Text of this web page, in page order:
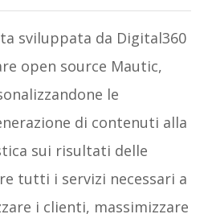
sviluppata da Digital360
open source Mautic,
le
di contenuti alla
sui risultati delle
tutti i servizi necessari a
i clienti, massimizzare